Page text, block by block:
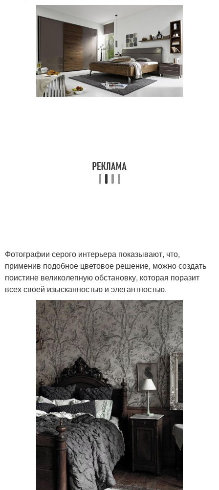
Фотографии серого интерьера показывают, что,
применив подобное цветовое решение, можно создать
поистине великолепную обстановку, которая поразит
всех своей изысканностью и элегантностью.